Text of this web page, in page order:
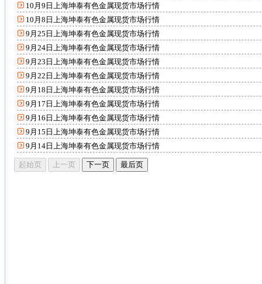
10月9日上海坤泰有色金属现货市场行情
10月8日上海坤泰有色金属现货市场行情
9月25日上海坤泰有色金属现货市场行情
9月24日上海坤泰有色金属现货市场行情
9月23日上海坤泰有色金属现货市场行情
9月22日上海坤泰有色金属现货市场行情
9月18日上海坤泰有色金属现货市场行情
9月17日上海坤泰有色金属现货市场行情
9月16日上海坤泰有色金属现货市场行情
9月15日上海坤泰有色金属现货市场行情
9月14日上海坤泰有色金属现货市场行情